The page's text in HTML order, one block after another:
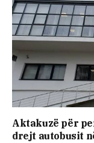
Aktakuzë për
drejt autobusit